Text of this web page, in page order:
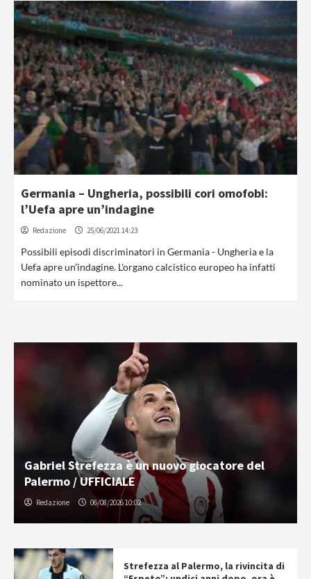
Germania – Ungheria, possibili cori omofobi:
l’Uefa apre un’indagine
Redazione 25/06/2021 14:23
Possibili episodi discriminatori in Germania - Ungheria e la
Uefa apre un'indagine. L'organo calcistico europeo ha infatti
nominato un ispettore...
Gabriel Strefezza è un nuovo giocatore del
Palermo / UFFICIALE
Redazione 06/08/2026 10:02
Strefezza al Palermo, la rivincita di